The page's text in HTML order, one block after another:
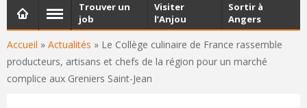
Accueil » Actualités » Le Collège culinaire de France rassemble
producteurs, artisans et chefs de la région pour un marché
complice aux Greniers Saint-Jean
Trouver un
job
Visiter
l’Anjou
Sortir à
Angers